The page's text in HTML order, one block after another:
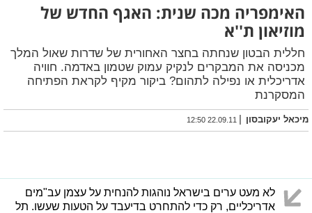
האימפריה מכה שנית: האגף החדש של
מוזיאון ת''א
חללית הבטון שנחתה בחצר האחורית של שדרות שאול המלך
מכניסה את המבקרים לנקיק עמוק שטמון באדמה. חוויה
אדריכלית או נפילה לתהום? ביקור מקיף לקראת הפתיחה
המסקרנת
מיכאל יעקובסון |
22.09.11 12:50
לא מעט ערים בישראל נוהגות להנחית על עצמן עב"מים
אדריכליים, רק כדי להתחרט בדיעבד על הטעות שעשו. תל